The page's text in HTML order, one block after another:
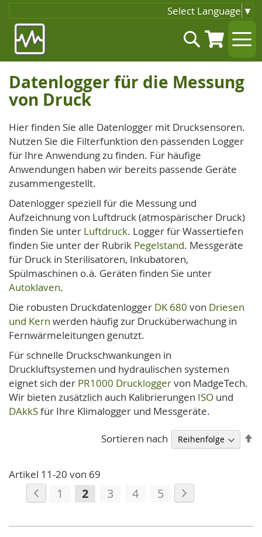
Select Language ▼
Inhalt
springen
Suche
Datenlogger für die Messung
von Druck
Hier finden Sie alle Datenlogger mit Drucksensoren.
Nutzen Sie die Filterfunktion den passenden Logger
für Ihre Anwendung zu finden. Für häufige
Anwendungen haben wir bereits passende Geräte
zusammengestellt.
Datenlogger speziell für die Messung und
Aufzeichnung von Luftdruck (atmospärischer Druck)
finden Sie unter Luftdruck. Logger für Wassertiefen
finden Sie unter der Rubrik Pegelstand. Messgeräte
für Druck in Sterilisatoren, Inkubatoren,
Spülmaschinen o.ä. Geräten finden Sie unter
Autoklaven.
Die robusten Druckdatenlogger DK 680 von Driesen
und Kern werden häufig zur Drucküberwachung in
Fernwärmeleitungen genutzt.
Für schnelle Druckschwankungen in
Druckluftsystemen und hydraulischen systemen
eignet sich der PR1000 Druckloggervon MadgeTech.
Wir bieten zusätzlich auch Kalibrierungen ISO und
DAkkSfür Ihre Klimalogger und Messgeräte.
Artikel 11-20 von 69
Seite
Seite
ZurückSeite
1
Sie
gerade
2 Seite
3 Seite
4 Seite
5
Sortieren nach